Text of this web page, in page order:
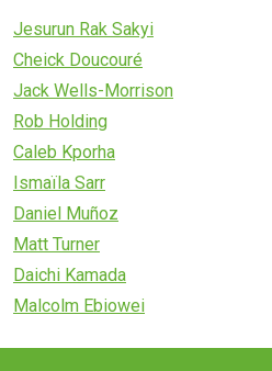
Jesurun Rak Sakyi
Cheick Doucouré
Jack Wells-Morrison
Rob Holding
Caleb Kporha
Ismaïla Sarr
Daniel Muñoz
Matt Turner
Daichi Kamada
Malcolm Ebiowei